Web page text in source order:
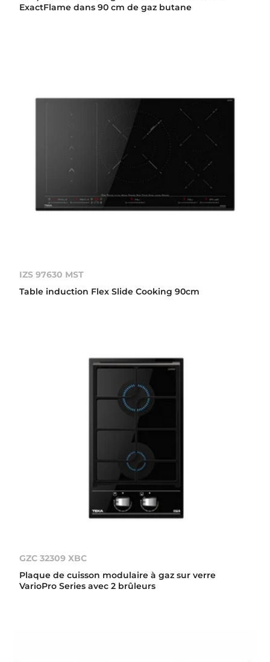
ExactFlame dans 90 cm de gaz butane
IZS 97630 MST
Table induction Flex Slide Cooking 90cm
GZC 32309 XBC
Plaque de cuisson modulaire à gaz sur verre
VarioPro Series avec 2 brûleurs